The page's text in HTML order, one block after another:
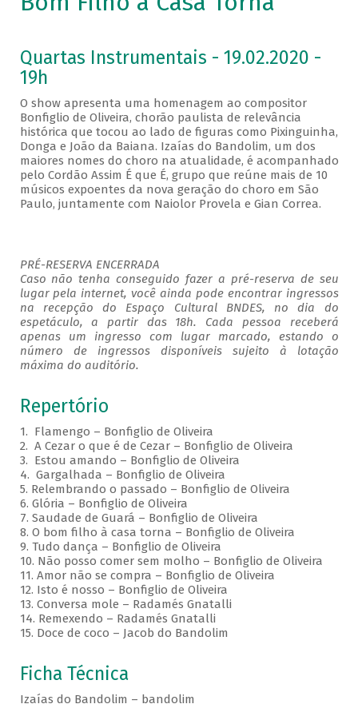
Quartas Instrumentais - 19.02.2020 -
19h
O show apresenta uma homenagem ao compositor
Bonfiglio de Oliveira, chorão paulista de relevância
histórica que tocou ao lado de figuras como Pixinguinha,
Donga e João da Baiana. Izaías do Bandolim, um dos
maiores nomes do choro na atualidade, é acompanhado
pelo Cordão Assim É que É, grupo que reúne mais de 10
músicos expoentes da nova geração do choro em São
Paulo, juntamente com Naiolor Provela e Gian Correa.
PRÉ-RESERVA ENCERRADA
Caso não tenha conseguido fazer a pré-reserva de seu
lugar pela internet, você ainda pode encontrar ingressos
na recepção do Espaço Cultural BNDES, no dia do
espetáculo, a partir das 18h. Cada pessoa receberá
apenas um ingresso com lugar marcado, estando o
número de ingressos disponíveis sujeito à lotação
máxima do auditório.
Repertório
1. Flamengo – Bonfiglio de Oliveira
2. A Cezar o que é de Cezar – Bonfiglio de Oliveira
3. Estou amando – Bonfiglio de Oliveira
4. Gargalhada – Bonfiglio de Oliveira
5. Relembrando o passado – Bonfiglio de Oliveira
6. Glória – Bonfiglio de Oliveira
7. Saudade de Guará – Bonfiglio de Oliveira
8. O bom filho à casa torna – Bonfiglio de Oliveira
9. Tudo dança – Bonfiglio de Oliveira
10. Não posso comer sem molho – Bonfiglio de Oliveira
11. Amor não se compra – Bonfiglio de Oliveira
12. Isto é nosso – Bonfiglio de Oliveira
13. Conversa mole – Radamés Gnatalli
14. Remexendo – Radamés Gnatalli
15. Doce de coco – Jacob do Bandolim
Ficha Técnica
Izaías do Bandolim – bandolim